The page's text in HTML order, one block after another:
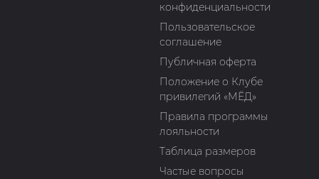
конфиденциальности
Пользовательское
соглашение
Публичная оферта
Положение о Клубе
привилегий «МЁД»
Правила программы
лояльности
Таблица размеров
Частые вопросы